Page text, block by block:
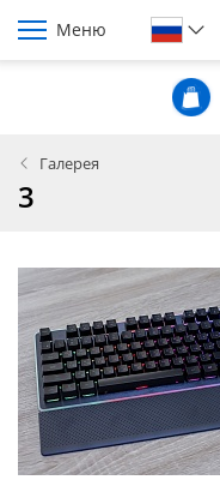
Меню
Галерея
3